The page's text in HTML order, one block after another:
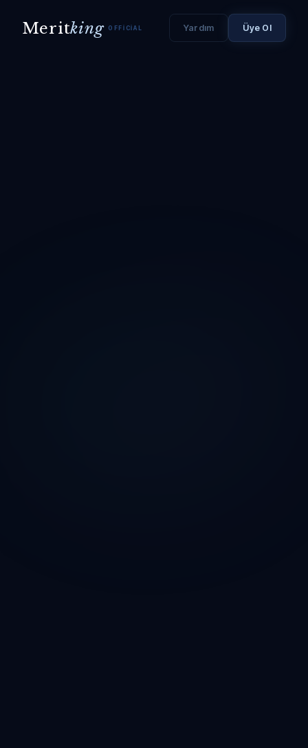
Meritking OFFICIAL Yardım Üye Ol